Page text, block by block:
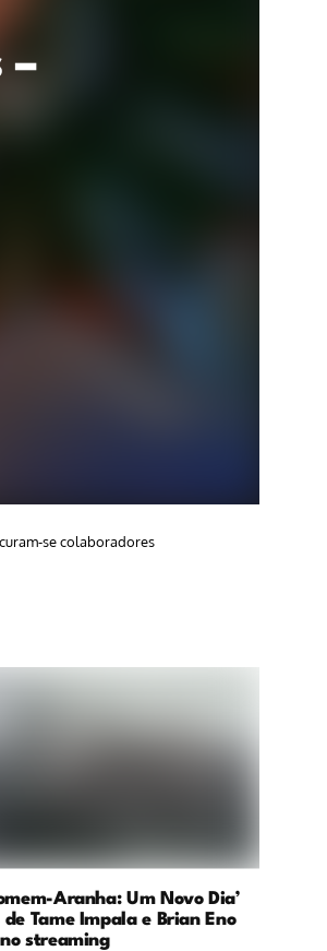
–
se colaboradores
Aranha: Um Novo Dia’
Tame Impala e Brian Eno
streaming